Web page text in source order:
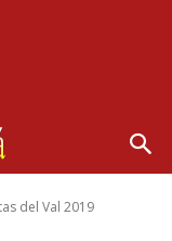
del Val 2019